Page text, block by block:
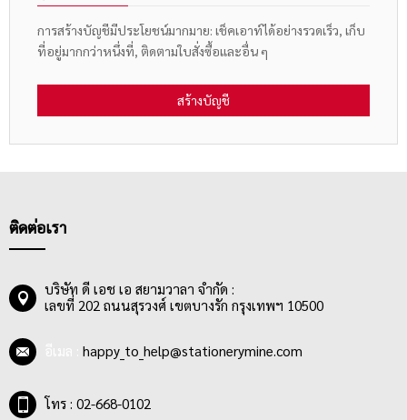
การสร้างบัญชีมีประโยชน์มากมาย: เช็คเอาท์ได้อย่างรวดเร็ว, เก็บ
ที่อยู่มากกว่าหนึ่งที่, ติดตามใบสั่งซื้อและอื่น ๆ
สร้างบัญชี
ติดต่อเรา
บริษัท ดี เอช เอ สยามวาลา จำกัด :
เลขที่ 202 ถนนสุรวงศ์ เขตบางรัก กรุงเทพฯ 10500
happy_to_help@stationerymine.com
โทร : 02-668-0102